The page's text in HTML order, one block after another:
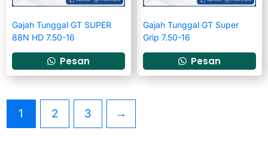
Gajah Tunggal GT SUPER
88N HD 7.50-16
Pesan
Gajah Tunggal GT Super
Grip 7.50-16
Pesan
1 2 3 →